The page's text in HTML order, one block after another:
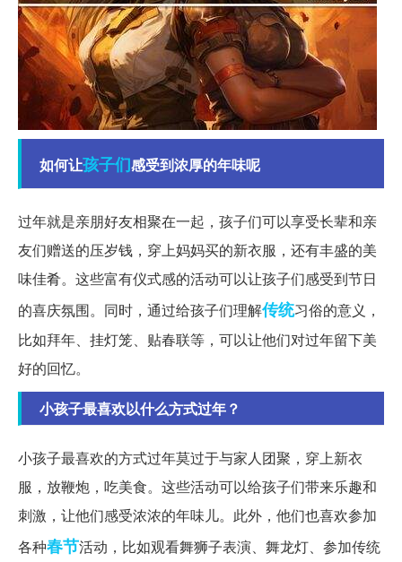
如何让孩子们感受到浓厚的年味呢
过年就是亲朋好友相聚在一起，孩子们可以享受长辈和亲
友们赠送的压岁钱，穿上妈妈买的新衣服，还有丰盛的美
味佳肴。这些富有仪式感的活动可以让孩子们感受到节日
的喜庆氛围。同时，通过给孩子们理解传统习俗的意义，
比如拜年、挂灯笼、贴春联等，可以让他们对过年留下美
好的回忆。
小孩子最喜欢以什么方式过年？
小孩子最喜欢的方式过年莫过于与家人团聚，穿上新衣
服，放鞭炮，吃美食。这些活动可以给孩子们带来乐趣和
刺激，让他们感受浓浓的年味儿。此外，他们也喜欢参加
各种春节活动，比如观看舞狮子表演、舞龙灯、参加传统